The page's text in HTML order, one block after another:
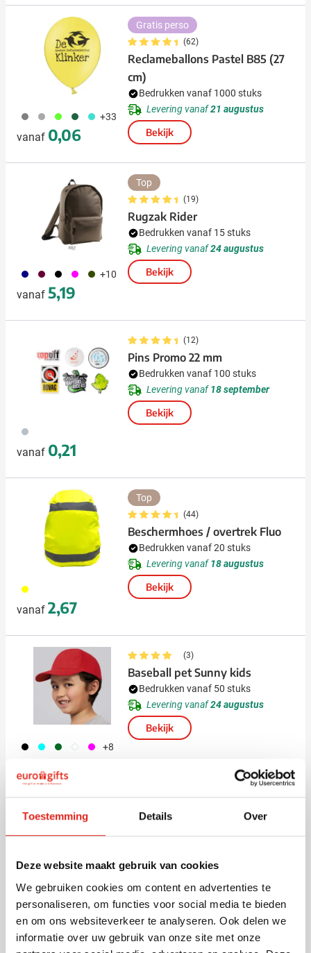
Toestemming Details Over
Deze website maakt gebruik van cookies
We gebruiken cookies om content en advertenties te
personaliseren, om functies voor social media te bieden
en om ons websiteverkeer te analyseren. Ook delen we
informatie over uw gebruik van onze site met onze
908 491 153 374 033 +33
vanaf 0,06
Gratis perso
(62)
Reclameballons Pastel B85 (27
cm)
Bedrukken vanaf 1000 stuks
Levering vanaf21 augustus
Bekijk
492 010 001 046 104 +10
vanaf 5,19
Top
(19)
Rugzak Rider
Bedrukken vanaf 15 stuks
Levering vanaf24 augustus
Bekijk
879
vanaf 0,21
(12)
Pins Promo 22 mm
Bedrukken vanaf 100 stuks
Levering vanaf18 september
Bekijk
006
vanaf 2,67
Top
(44)
Beschermhoes / overtrek Fluo
Bedrukken vanaf 20 stuks
Levering vanaf18 augustus
Bekijk
001 166 134 002 046 +8
vanaf
(3)
Baseball pet Sunny kids
Bedrukken vanaf 50 stuks
Levering vanaf24 augustus
Bekijk
001002003536083 +1
vanaf 0,98
Top
Bedrukken vanaf 25 stuks
Bekijk